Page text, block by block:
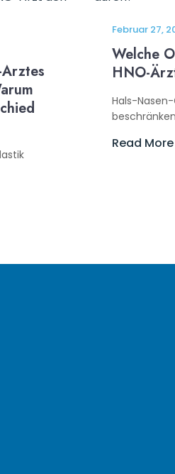
Februar 27,
Welche
HNO-
Hals-
Read More